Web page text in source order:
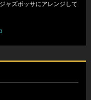
ャズボッサにアレンジして